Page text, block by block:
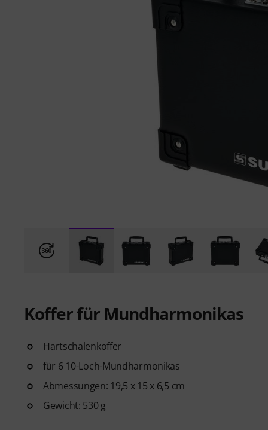
Koffer für Mundharmonikas
Hartschalenkoffer
für 6 10-Loch-Mundharmonikas
Abmessungen: 19,5 x 15 x 6,5 cm
Gewicht: 530 g